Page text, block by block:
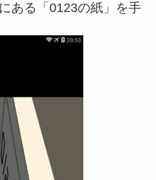
ある「0123の紙」を手